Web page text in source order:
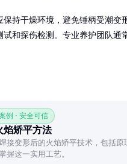
保持干燥环境，避免锤柄受潮变
试和探伤检测。专业养护团队通
例 · 安全可信
焰矫平方法
接变形后的火焰矫平技术，包括原
握这一实用工艺。